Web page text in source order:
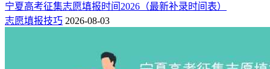
宁夏高考征集志愿填报时间2026（最新补录时间表）
志愿填报技巧 2026-08-03